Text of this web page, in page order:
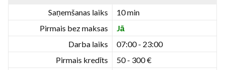
Saņemšanas laiks
10 min
Pirmais bez maksas
Jā
Darba laiks
07:00 - 23:00
Pirmais kredīts
50 - 300 €